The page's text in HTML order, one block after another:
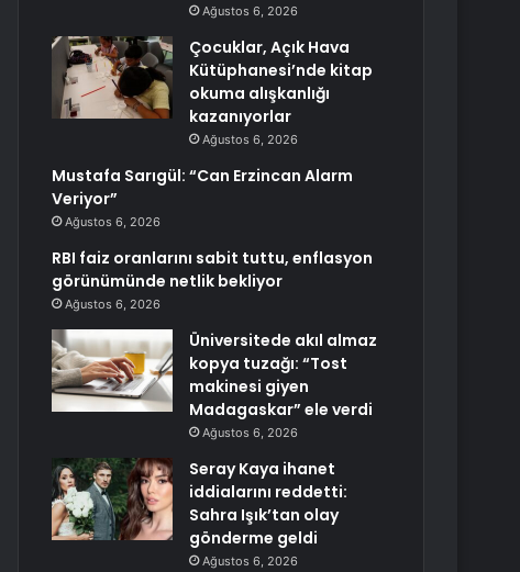
Ağustos 6, 2026
Çocuklar, Açık Hava
Kütüphanesi’nde kitap
okuma alışkanlığı
kazanıyorlar
Ağustos 6, 2026
Mustafa Sarıgül: “Can Erzincan Alarm
Veriyor”
Ağustos 6, 2026
RBI faiz oranlarını sabit tuttu, enflasyon
görünümünde netlik bekliyor
Ağustos 6, 2026
Üniversitede akıl almaz
kopya tuzağı: “Tost
makinesi giyen
Madagaskar” ele verdi
Ağustos 6, 2026
Seray Kaya ihanet
iddialarını reddetti:
Sahra Işık’tan olay
gönderme geldi
Ağustos 6, 2026